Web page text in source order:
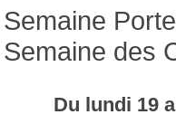
Semaine
Semaine des
Du lundi 19